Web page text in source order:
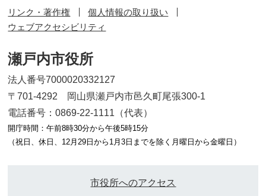
リンク・著作権
個人情報の取り扱い
ウェブアクセシビリティ
瀬戸内市役所
法人番号7000020332127
〒701-4292 岡山県瀬戸内市邑久町尾張300-1
電話番号：0869-22-1111（代表）
開庁時間：午前8時30分から午後5時15分
（祝日、休日、12月29日から1月3日までを除く月曜日から金曜日）
市役所へのアクセス